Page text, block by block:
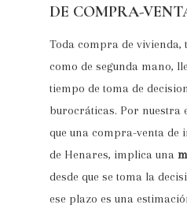
DE COMPRA-
Toda compra de vivienda,
como de segunda mano,
tiempo de toma de
burocráticas. Por nuestra
que una compra-venta de
de Henares, implica una
desde que se toma la
ese plazo es una